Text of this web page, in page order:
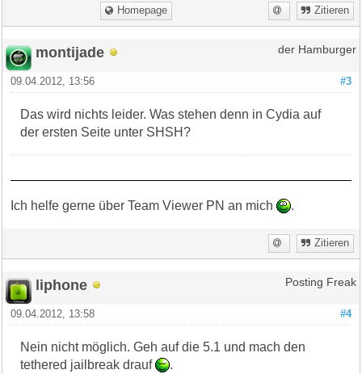
Homepage Zitieren
montijade der Hamburger
#3
09.04.2012, 13:56
Das wird nichts leider. Was stehen denn in Cydia auf
der ersten Seite unter SHSH?
Ich helfe gerne über Team Viewer PN an mich .
Zitieren
liphone Posting Freak
#4
09.04.2012, 13:58
Nein nicht möglich. Geh auf die 5.1 und mach den
tethered jailbreak drauf
.